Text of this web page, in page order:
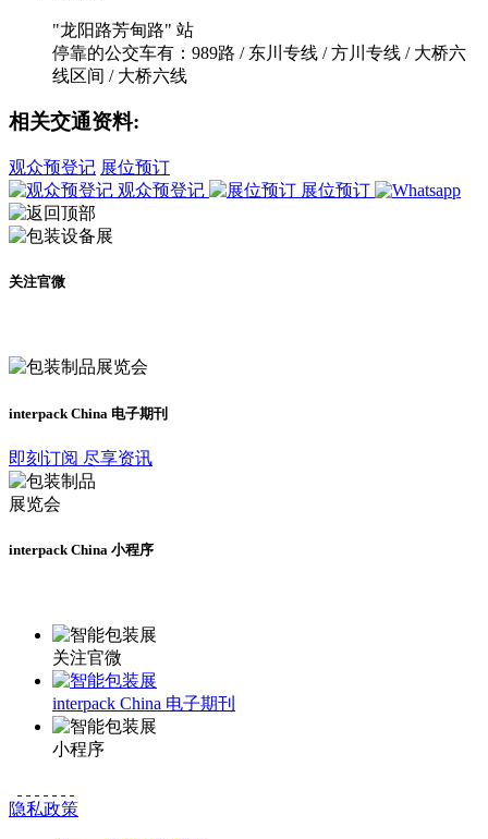
"龙阳路芳甸路" 站
停靠的公交车有：989路 / 东川专线 / 方川专线 / 大桥六
线区间 / 大桥六线
相关交通资料:
观众预登记 展位预订
观众预登记
展位预订
关注官微
interpack China 电子期刊
即刻订阅 尽享资讯
interpack China 小程序
关注官微
interpack China 电子期刊
小程序
隐私政策